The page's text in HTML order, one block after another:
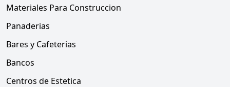
Materiales Para Construccion
Panaderias
Bares y Cafeterias
Bancos
Centros de Estetica